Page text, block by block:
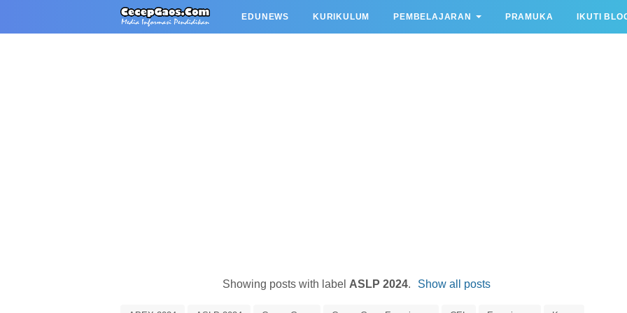
EDUNEWS KURIKULUM PEMBELAJARAN PRAMUKA IKUTI
Showing posts with label ASLP 2024. Show all posts